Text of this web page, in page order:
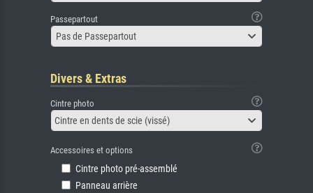
Passepartout
Pas de Passepartout
Divers & Extras
Cintre photo
Cintre en dents de scie (vissé)
Accessoires et options
Cintre photo pré-assemblé
Panneau arrière